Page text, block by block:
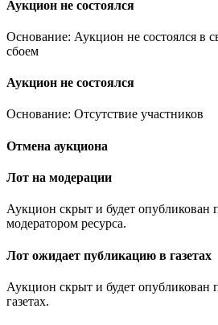
Аукцион не состоялся
Основание: Аукцион не состоялся в
сбоем
Аукцион не состоялся
Основание: Отсутствие участников
Отмена аукциона
Лот на модерации
Аукцион скрыт и будет опубликован
модератором ресурса.
Лот ожидает публикацию в газетах
Аукцион скрыт и будет опубликован
газетах.